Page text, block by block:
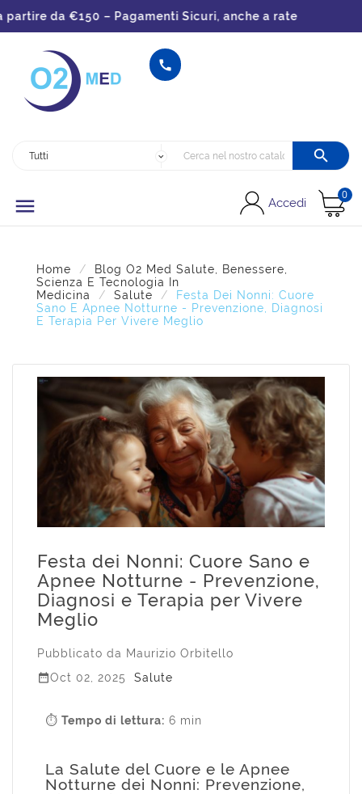
da €150 – Pagamenti Sicuri, anche a rate


 Accedi
0
Home
Blog O2 Med Salute, Benessere,
Scienza E Tecnologia In
Medicina
Salute
Festa Dei Nonni: Cuore
Sano E Apnee Notturne - Prevenzione, Diagnosi
E Terapia Per Vivere Meglio
Festa dei Nonni: Cuore Sano e
Apnee Notturne - Prevenzione,
Diagnosi e Terapia per Vivere
Meglio
Pubblicato da Maurizio Orbitello
Oct 02, 2025 Salute
⏱ Tempo di lettura: 6 min
La Salute del Cuore e le Apnee
Notturne dei Nonni: Prevenzione,